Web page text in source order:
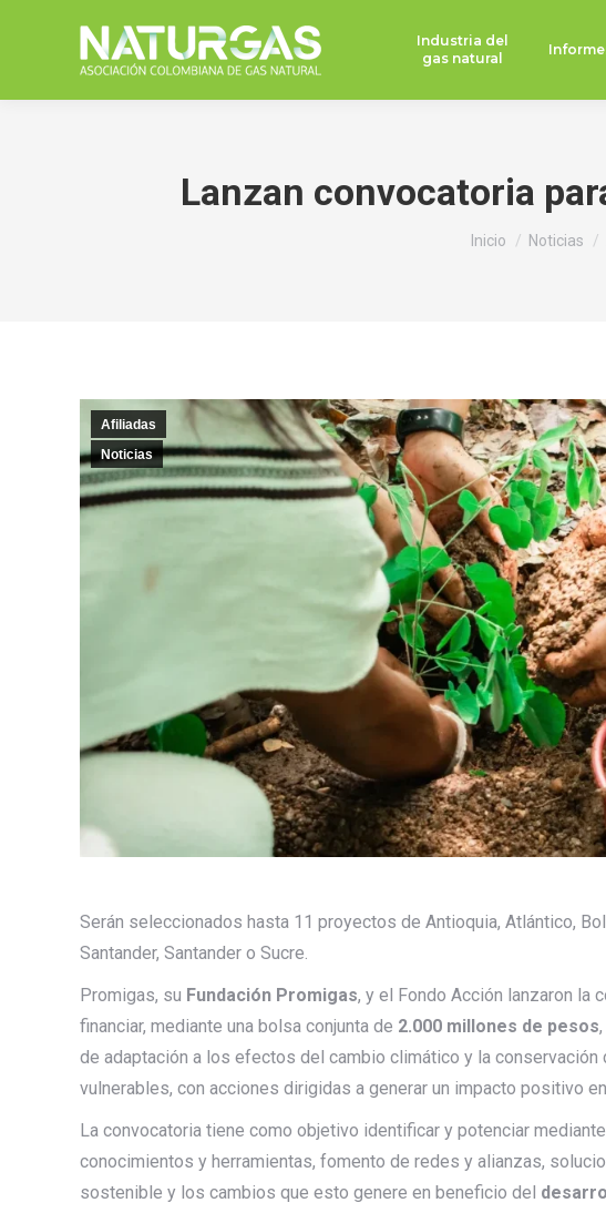
Industria del
gas natural
Lanzan convocatoria
Estás aquí:
Inicio Noticias
Afiliadas
Noticias
Serán seleccionados hasta 11 proyectos de Antioquia, Atlántico,
Santander, Santander o Sucre.
Promigas, su Fundación Promigas, y el Fondo Acción lanzaron la
financiar, mediante una bolsa conjunta de 2.000 millones de pesos
de adaptación a los efectos del cambio climático y la
vulnerables, con acciones dirigidas a generar un impacto positivo
La convocatoria tiene como objetivo identificar y potenciar mediante
conocimientos y herramientas, fomento de redes y alianzas,
sostenible y los cambios que esto genere en beneficio del